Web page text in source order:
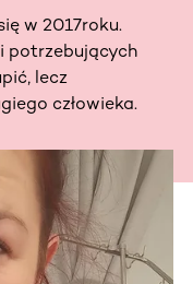
w 2017roku.
potrzebujących
lecz
człowieka.